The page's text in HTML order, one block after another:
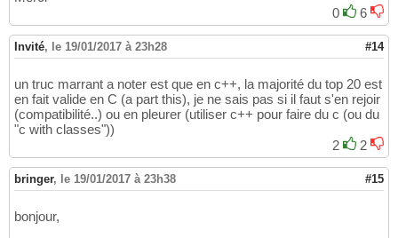
0
6
Invité, le 19/01/2017 à 23h28 #14
un truc marrant a noter est que en c++, la majorité du top 20 est
en fait valide en C (a part this), je ne sais pas si il faut s'en rejoir
(compatibilité..) ou en pleurer (utiliser c++ pour faire du c (ou du
"c with classes"))
2
2
bringer, le 19/01/2017 à 23h38 #15
bonjour,